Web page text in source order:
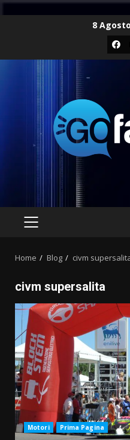
8
PRIMARY
Home Blog civm
civm supersalita
Motori Prima Pagina